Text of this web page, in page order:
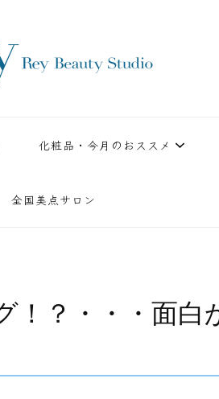
化粧品・今月のおススメ
全国美点サロン
！？・・・面白